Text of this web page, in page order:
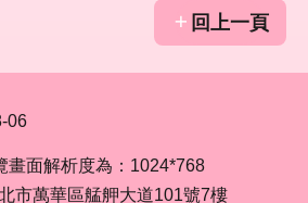
回上一頁
06
畫面解析度為：1024*768
市萬華區艋舺大道101號7樓